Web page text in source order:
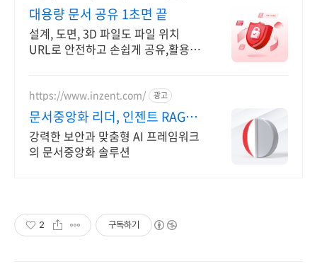
대용량 문서 공유 1초면 끝
설계, 도면, 3D 파일도 파일 위치
URL로 안전하고 손쉽게 공유,활용 하
https://www.inzent.com/ 광고
문서중앙화 리더, 인젠트 RAG를
활용한 독보적 기술
강력한 보안과 맞춤형 AI 프레임워크
의 문서중앙화 솔루션
2 구독하기